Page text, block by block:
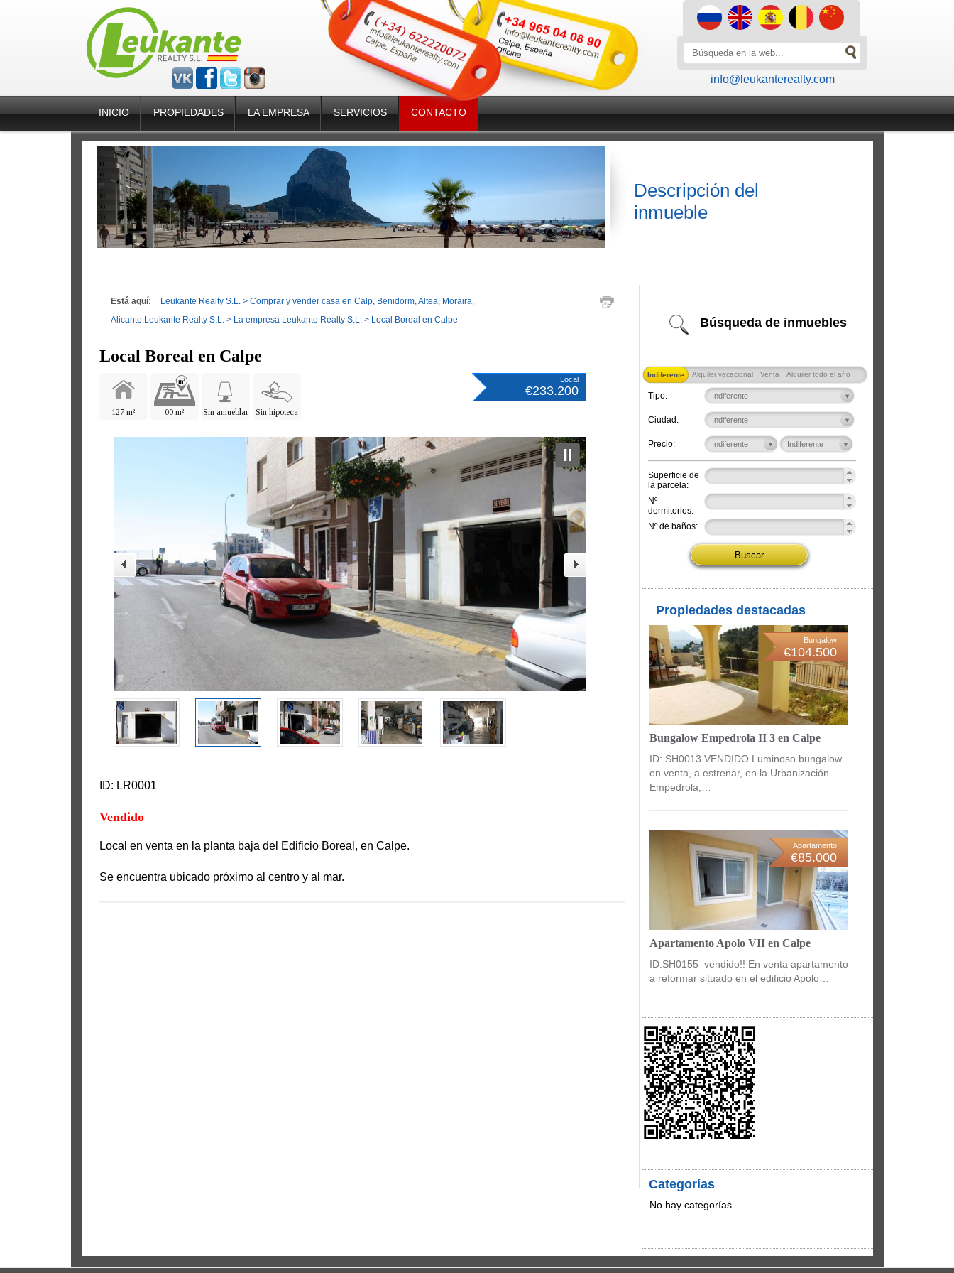
info@leukanterealty.com
INICIO PROPIEDADES LA EMPRESA SERVICIOS CONTACTO
Descripción del
inmueble
Está aquí: Leukante Realty S.L.> Comprar y vender casa en Calp, Benidorm, Altea, Moraira,
Alicante.Leukante Realty S.L.> La empresa Leukante Realty S.L.> Local Boreal en Calpe
Local Boreal en Calpe
127 m² 00 m² Sin amueblar Sin hipoteca
Local
€233.200
ID: LR0001
Vendido
Local en venta en la planta baja del Edificio Boreal, en Calpe.
Se encuentra ubicado próximo al centro y al mar.
Búsqueda de inmuebles
Indiferente Alquiler vacacional Venta Alquiler todo el año
Tipo:
Ciudad:
Precio:
Superficie de
la parcela:
Nº
dormitorios:
Nº de baños:
Propiedades destacadas
Bungalow
€104.500
Bungalow Empedrola II 3 en Calpe
ID: SH0013 VENDIDO Luminoso bungalow
en venta, a estrenar, en la Urbanización
Empedrola,…
Apartamento
€85.000
Apartamento Apolo VII en Calpe
ID:SH0155 vendido!! En venta apartamento
a reformar situado en el edificio Apolo…
Categorías
No hay categorías